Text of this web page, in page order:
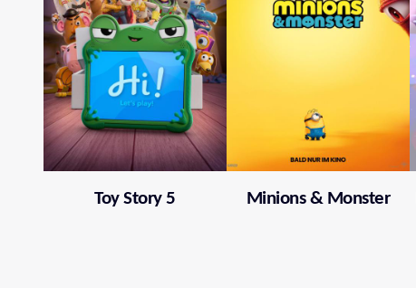
Toy Story 5 Minions & Monster